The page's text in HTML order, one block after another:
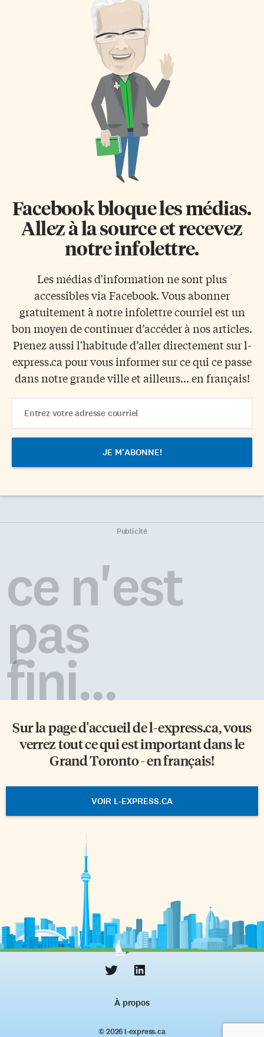
Facebook bloque les médias.
Allez à la source et recevez
notre infolettre.
Les médias d'information ne sont plus
accessibles via Facebook. Vous abonner
gratuitement à notre infolettre courriel est un
bon moyen de continuer d’accéder à nos articles.
Prenez aussi l'habitude d’aller directement sur l-
express.ca pour vous informer sur ce qui ce passe
dans notre grande ville et ailleurs... en français!
Address
Publicité
ce n'est
pas
fini...
Sur la page d'accueil del-express.ca, vous
verrez tout ce qui est important dans le
Grand Toronto - en français!
VOIR L-EXPRESS.CA
À propos
© 2026 l‑express.ca